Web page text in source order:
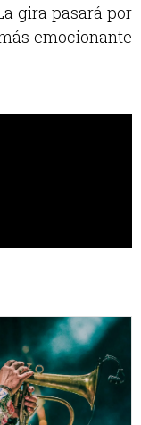
gira pasará por
emocionante